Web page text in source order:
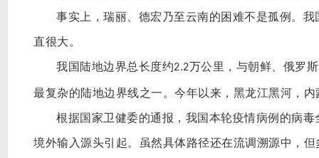
事实上，瑞丽、德宏乃至云南的困难不是孤例。
直很大。
我国陆地边界总长度约2.2万公里，与朝鲜、俄罗
最复杂的陆地边界线之一。今年以来，黑龙江黑河，
根据国家卫健委的通报，我国本轮疫情病例的病
境外输入源头引起。虽然具体路径还在流调溯源中，